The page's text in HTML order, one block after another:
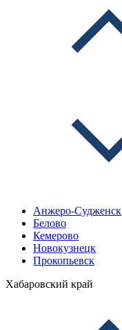
Анжеро-Судженск
Белово
Кемерово
Новокузнецк
Прокопьевск
Хабаровский край